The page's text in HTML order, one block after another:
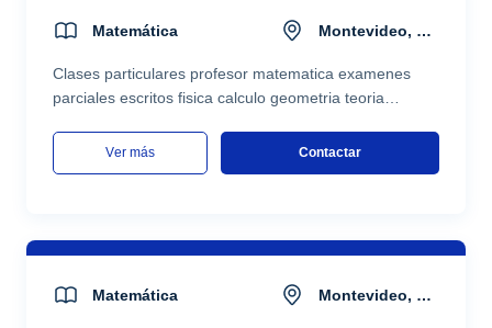
Matemática Montevideo, montevideo 09...
Clases particulares profesor matematica examenes
parciales escritos fisica calculo geometria teoria
ver más Contactar
Matemática Montevideo, montevideo 09...